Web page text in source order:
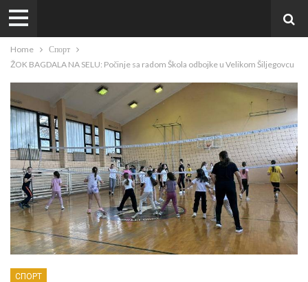
Home
Спорт
ŽOK BAGDALA NA SELU: Počinje sa radom Škola odbojke u Velikom Šiljegovcu
СПОРТ